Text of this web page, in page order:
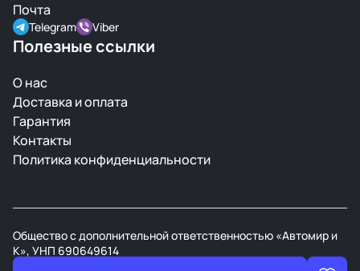
Почта
Telegram Viber
Полезные ссылки
О нас
Доставка и оплата
Гарантия
Контакты
Политика конфиденциальности
Общество с дополнительной ответственностью «Автомир и
К», УНП 690649614
В торговом реестре РБ с 21 марта 2008г.